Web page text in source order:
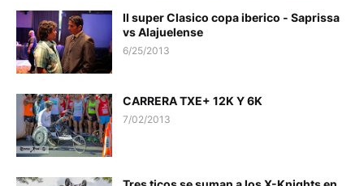
II super Clasico copa iberico - Saprissa
vs Alajuelense
6/25/2013
CARRERA TXE+ 12K Y 6K
7/02/2013